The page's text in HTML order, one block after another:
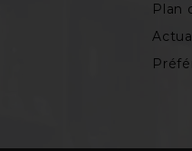
Plan